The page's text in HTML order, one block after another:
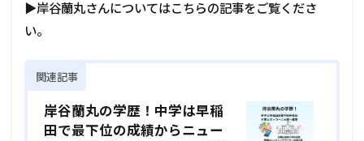
▶岸谷蘭丸さんについてはこちらの記事をご覧くださ
い。
関連記事
岸谷蘭丸の学歴！中学は早稲
田で最下位の成績からニュー